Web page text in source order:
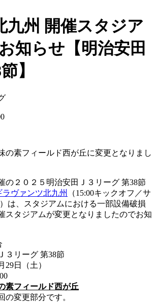
九州 開催スタジア
知らせ【明治安田
】
の素フィールド西が丘に変更となりまし
の２０２５明治安田Ｊ３リーグ 第38節
ラヴァンツ北九州
（15:00キックオフ／サ
は、スタジアムにおける一部設備破損
スタジアムが変更となりましたのでお知
３リーグ 第38節
29日（土）
素フィールド西が丘
の変更部分です。